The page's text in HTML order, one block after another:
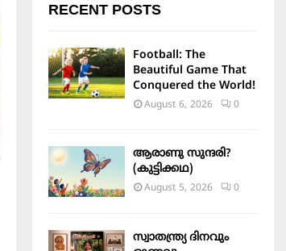
h
o
r
:
R
C
RECENT POSTS
Football: The
Beautiful Game That
Conquered the World!
August 6, 2026 0
ആരാണു സുന്ദരി?
(കുട്ടിക്കഥ)
August 5, 2026 0
സ്വാതന്ത്ര്യ ദിനവും